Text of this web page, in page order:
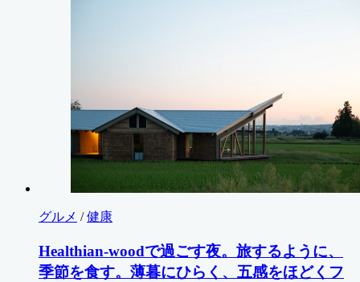
グルメ /健康
Healthian-woodで過ごす夜。旅するように、
季節を食す。薄暮にひらく、五感をほどくフ